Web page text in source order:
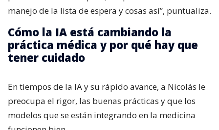
manejo de la lista de espera y cosas así”, puntualiza.
Cómo la IA está cambiando la
práctica médica y por qué hay que
tener cuidado
En tiempos de la IA y su rápido avance, a Nicolás le
preocupa el rigor, las buenas prácticas y que los
modelos que se están integrando en la medicina